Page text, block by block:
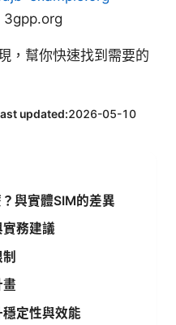
3gpp.org
，幫你快速找到需要的
updated:2026-05-10
與實體SIM的差異
務建議
定性與效能